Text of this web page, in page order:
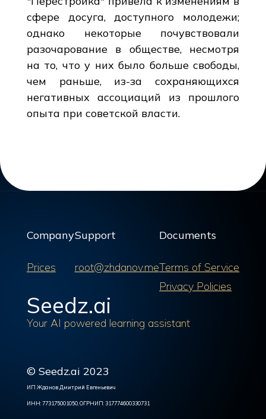
сфере досуга, доступного молодежи;
однако некоторые почувствовали
разочарование в обществе, несмотря
на то, что у них было больше свободы,
чем раньше, из-за сохраняющихся
негативных ассоциаций из прошлого
опыта при советской власти.
Company
Prices
Support
root@zhdanov.me
Documents
Terms of Service
Privacy Policies
Seedz.ai
Your AI powered learning assistant
© Seedz.ai 2023
ИП Жданов Дмитрий Евгеньевич
ИНН: 773175001050, ОГРНИП: 317774600330731